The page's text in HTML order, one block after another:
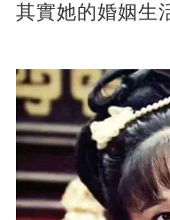
其實她的婚姻生